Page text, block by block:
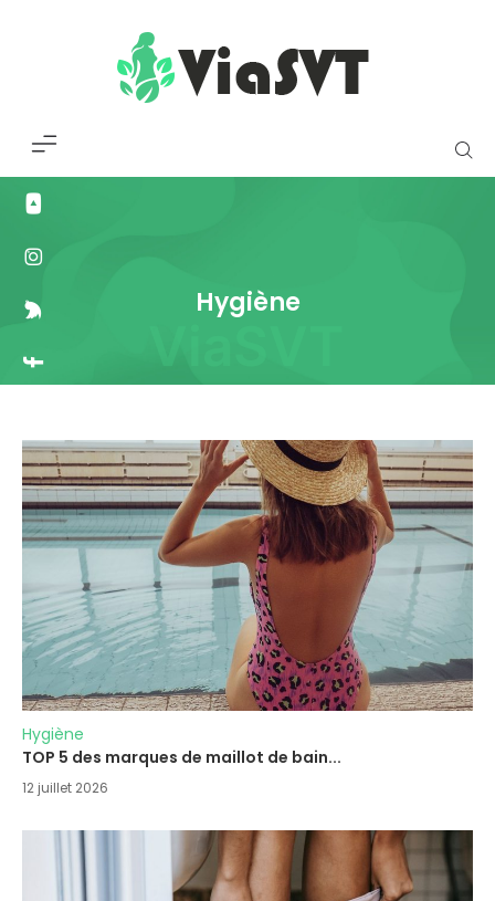
Hygiène
ViaSVT
Hygiène
TOP 5 des marques de maillot de bain...
12 juillet 2026